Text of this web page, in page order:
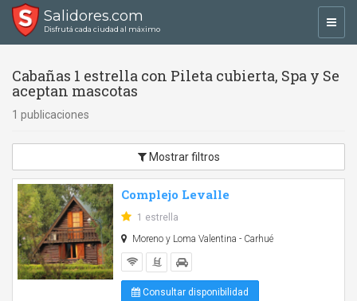
Salidores.com
Disfrutá cada ciudad al máximo
Cabañas 1 estrella con Pileta cubierta, Spa y Se
aceptan mascotas
1 publicaciones
Mostrar filtros
Complejo Levalle
1 estrella
Moreno y Loma Valentina - Carhué
Consultar disponibilidad